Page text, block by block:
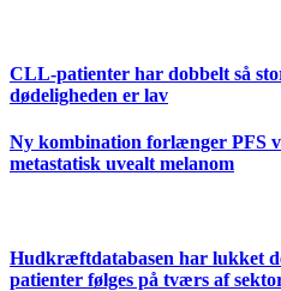
CLL-patienter har dobbelt så
dødeligheden er lav
Ny kombination forlænger PFS
metastatisk uvealt melanom
Hudkræftdatabasen har lukket
patienter følges på tværs af